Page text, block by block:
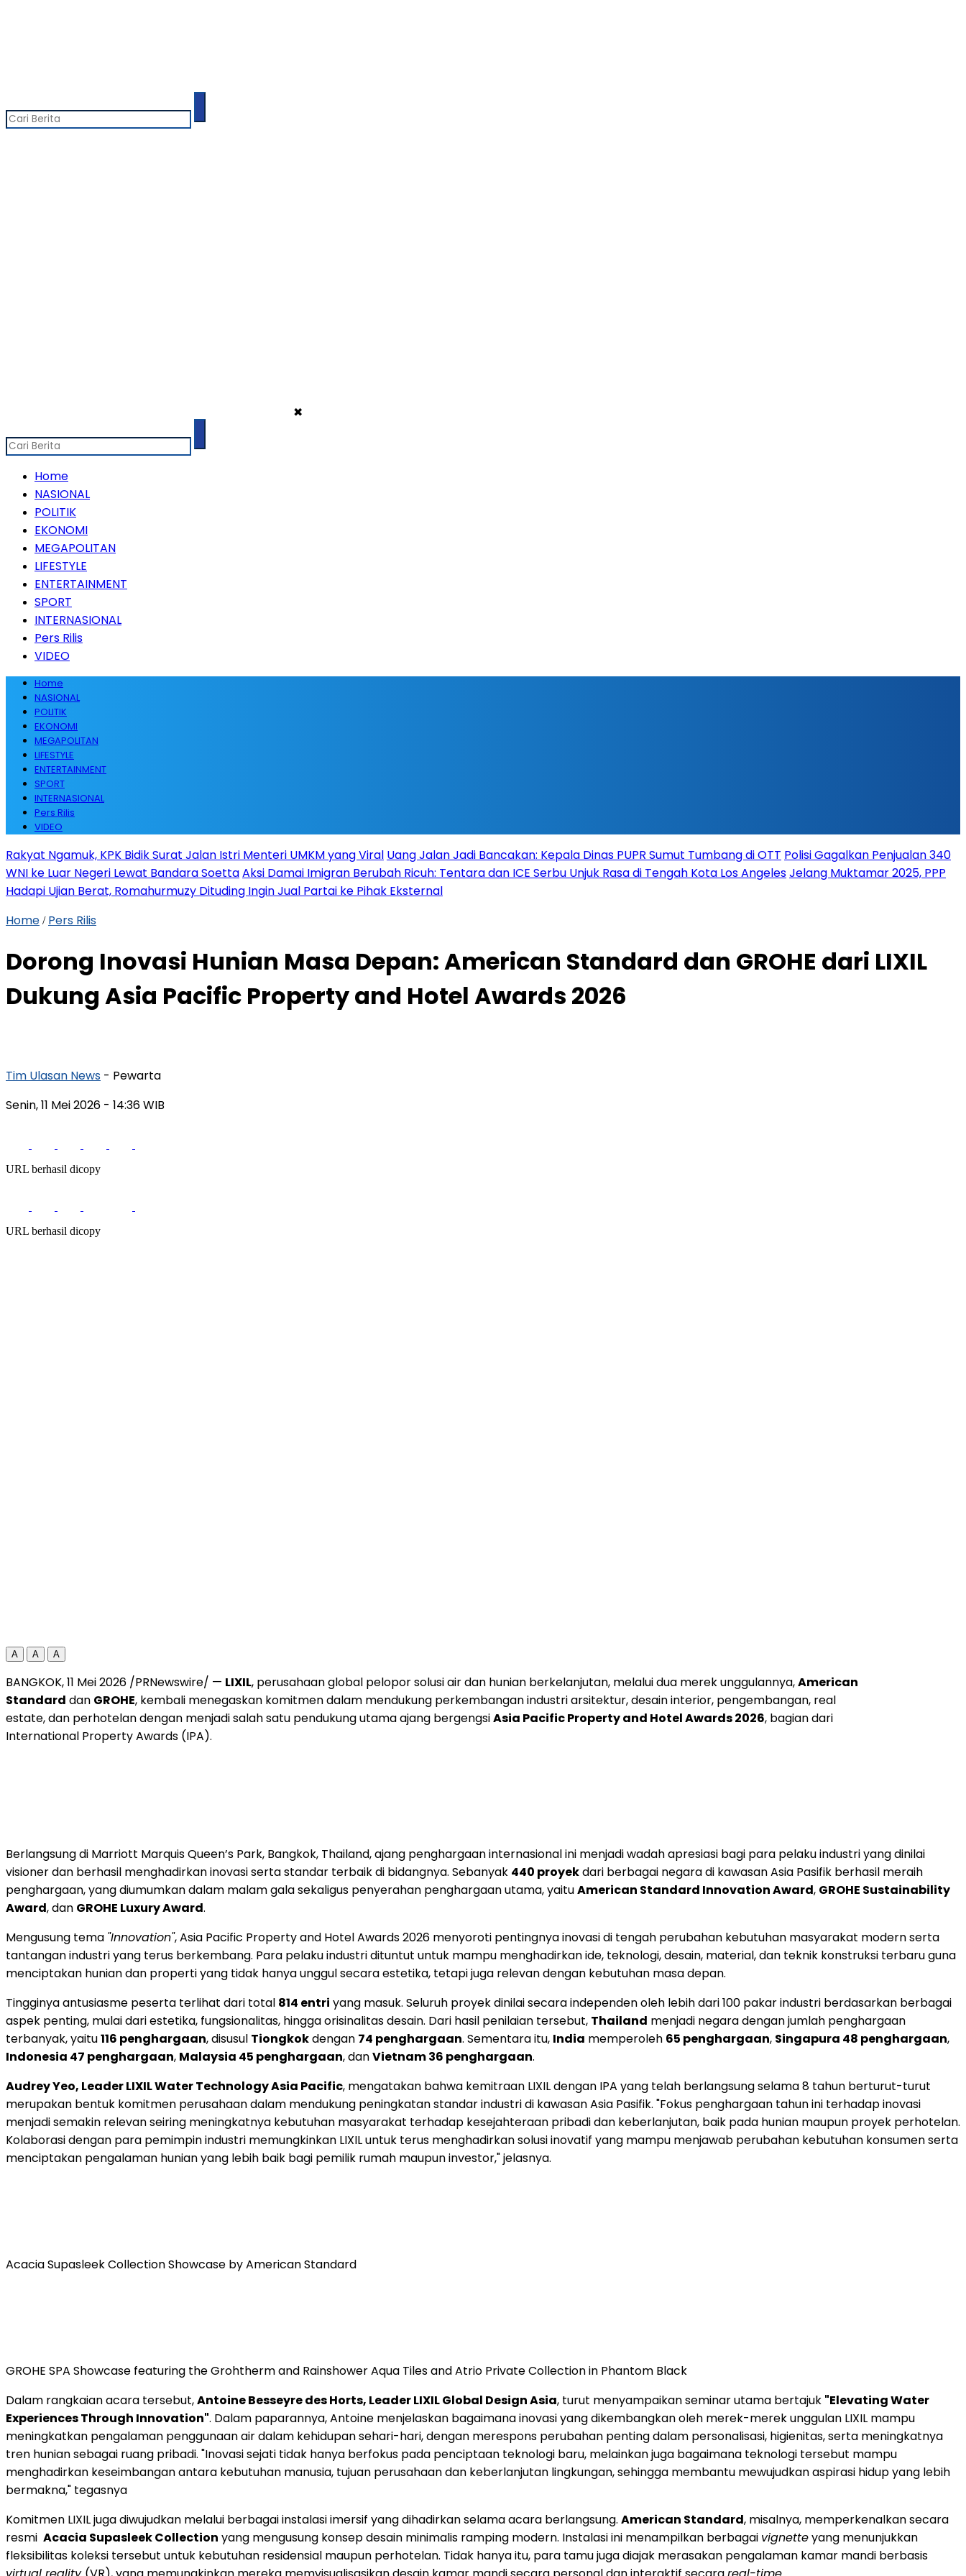
✖
Home
NASIONAL
POLITIK
EKONOMI
MEGAPOLITAN
LIFESTYLE
ENTERTAINMENT
SPORT
INTERNASIONAL
Pers Rilis
VIDEO
Home
NASIONAL
POLITIK
EKONOMI
MEGAPOLITAN
LIFESTYLE
ENTERTAINMENT
SPORT
INTERNASIONAL
Pers Rilis
VIDEO
Rakyat Ngamuk, KPK Bidik Surat Jalan Istri Menteri UMKM yang Viral Uang Jalan Jadi Bancakan: Kepala Dinas PUPR Sumut Tumbang di OTT Polisi Gagalkan Penjualan 340
WNI ke Luar Negeri Lewat Bandara SoettaAksi Damai Imigran Berubah Ricuh: Tentara dan ICE Serbu Unjuk Rasa di Tengah Kota Los AngelesJelang Muktamar 2025, PPP
Hadapi Ujian Berat, Romahurmuzy Dituding Ingin Jual Partai ke Pihak Eksternal
Home / Pers Rilis
Dorong Inovasi Hunian Masa Depan: American Standard dan GROHE dari LIXIL
Dukung Asia Pacific Property and Hotel Awards 2026
Tim Ulasan News - Pewarta
Senin, 11 Mei 2026 - 14:36 WIB
URL berhasil dicopy
URL berhasil dicopy
A A A
BANGKOK,11 Mei 2026 /PRNewswire/ — LIXIL, perusahaan global pelopor solusi air dan hunian berkelanjutan, melalui dua merek unggulannya,American
Standard dan GROHE, kembali menegaskan komitmen dalam mendukung perkembangan industri arsitektur, desain interior, pengembangan, real
estate, dan perhotelan dengan menjadi salah satu pendukung utama ajang bergengsiAsia Pacific Property and Hotel Awards 2026, bagian dari
International Property Awards (IPA).
Berlangsung di Marriott Marquis Queen’s Park, Bangkok, Thailand, ajang penghargaan internasional ini menjadi wadah apresiasi bagi para pelaku industri yang dinilai
visioner dan berhasil menghadirkan inovasi serta standar terbaik di bidangnya. Sebanyak 440 proyekdari berbagai negara di kawasan Asia Pasifik berhasil meraih
penghargaan, yang diumumkan dalam malam gala sekaligus penyerahan penghargaan utama, yaituAmerican Standard Innovation Award, GROHE Sustainability
Award, dan GROHE Luxury Award.
Mengusung tema "Innovation", Asia Pacific Property and Hotel Awards 2026 menyoroti pentingnya inovasi di tengah perubahan kebutuhan masyarakat modern serta
tantangan industri yang terus berkembang. Para pelaku industri dituntut untuk mampu menghadirkan ide, teknologi, desain, material, dan teknik konstruksi terbaru guna
menciptakan hunian dan properti yang tidak hanya unggul secara estetika, tetapi juga relevan dengan kebutuhan masa depan.
Tingginya antusiasme peserta terlihat dari total 814 entri yang masuk. Seluruh proyek dinilai secara independen oleh lebih dari 100 pakar industri berdasarkan berbagai
aspek penting, mulai dari estetika, fungsionalitas, hingga orisinalitas desain. Dari hasil penilaian tersebut, Thailand menjadi negara dengan jumlah penghargaan
terbanyak, yaitu116 penghargaan, disusul Tiongkokdengan 74 penghargaan. Sementara itu, India memperoleh 65 penghargaan, Singapura 48 penghargaan,
Indonesia 47 penghargaan, Malaysia 45 penghargaan, danVietnam 36 penghargaan.
Audrey Yeo, Leader LIXIL Water Technology Asia Pacific, mengatakan bahwa kemitraan LIXIL dengan IPA yang telah berlangsung selama 8 tahun berturut-turut
merupakan bentuk komitmen perusahaan dalam mendukung peningkatan standar industri di kawasan Asia Pasifik. "Fokus penghargaan tahun ini terhadap inovasi
menjadi semakin relevan seiring meningkatnya kebutuhan masyarakat terhadap kesejahteraan pribadi dan keberlanjutan, baik pada hunian maupun proyek perhotelan.
Kolaborasi dengan para pemimpin industri memungkinkan LIXIL untuk terus menghadirkan solusi inovatif yang mampu menjawab perubahan kebutuhan konsumen serta
menciptakan pengalaman hunian yang lebih baik bagi pemilik rumah maupun investor," jelasnya.
Acacia Supasleek Collection Showcase by American Standard
GROHE SPA Showcase featuring the Grohtherm and Rainshower Aqua Tiles and Atrio Private Collection in Phantom Black
Dalam rangkaian acara tersebut,Antoine Besseyre des Horts, Leader LIXIL Global Design Asia, turut menyampaikan seminar utama bertajuk "Elevating Water
Experiences Through Innovation". Dalam paparannya, Antoine menjelaskan bagaimana inovasi yang dikembangkan oleh merek-merek unggulan LIXIL mampu
meningkatkan pengalaman penggunaan air dalam kehidupan sehari-hari, dengan merespons perubahan penting dalam personalisasi, higienitas, serta meningkatnya
tren hunian sebagai ruang pribadi. "Inovasi sejati tidak hanya berfokus pada penciptaan teknologi baru, melainkan juga bagaimana teknologi tersebut mampu
menghadirkan keseimbangan antara kebutuhan manusia, tujuan perusahaan dan keberlanjutan lingkungan, sehingga membantu mewujudkan aspirasi hidup yang lebih
bermakna," tegasnya
Komitmen LIXIL juga diwujudkan melalui berbagai instalasi imersif yang dihadirkan selama acara berlangsung. American Standard, misalnya, memperkenalkan secara
resmi Acacia Supasleek Collection yang mengusung konsep desain minimalis ramping modern. Instalasi ini menampilkan berbagai vignetteyang menunjukkan
fleksibilitas koleksi tersebut untuk kebutuhan residensial maupun perhotelan. Tidak hanya itu, para tamu juga diajak merasakan pengalaman kamar mandi berbasis